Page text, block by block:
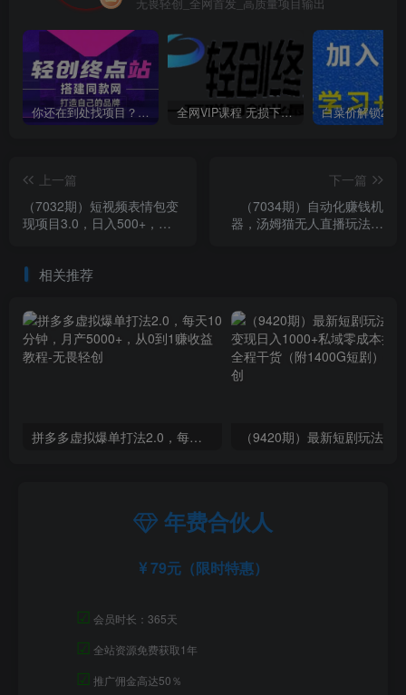
无畏轻创_全网首发_高质量项目输出
你还在到处找项目？还在当韭菜？我靠卖项目一个月收入5万+，曾经我也是个失败者。 全网VIP课程 无损下载~
上一篇
（7032期）短视频表情包变
现项目3.0，日入500+，新
下一篇
（7034期）自动化赚钱机
器，汤姆猫无人直播玩法，
相关推荐
拼多多虚拟爆单打法2.0，每天10分钟，月产5000+，从0到1赚收益教程
年费合伙人
79元（限时特惠）
☑ 会员时长：365天
☑ 全站资源免费获取1年
☑ 推广佣金高达50％